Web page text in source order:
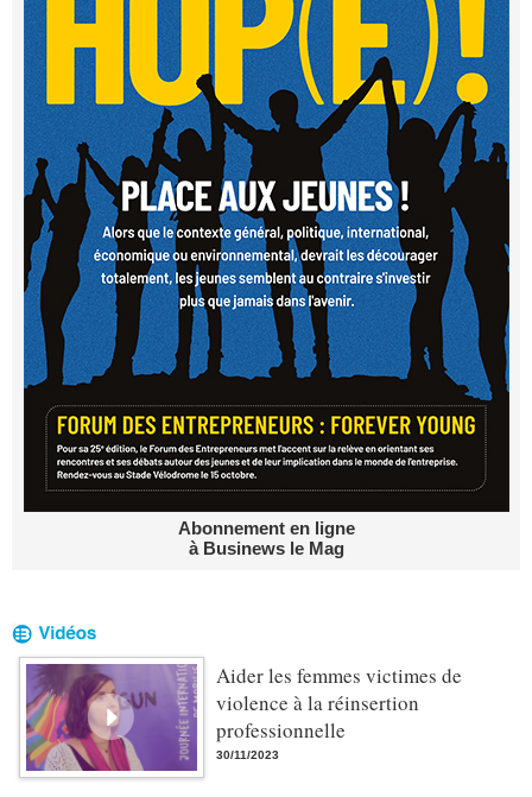
Abonnement en ligne
à Businews le Mag
Aider les femmes victimes de
violence à la réinsertion
professionnelle
30/11/2023